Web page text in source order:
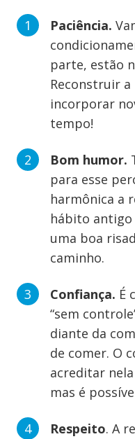
Paciência.
parte, estão
Reconstruir a
incorporar
tempo!
Bom humor.
para esse
harmônica a
hábito antigo
uma boa
caminho.
Confiança. É
“sem
diante da
de comer. O
acreditar
mas é
Respeito. A